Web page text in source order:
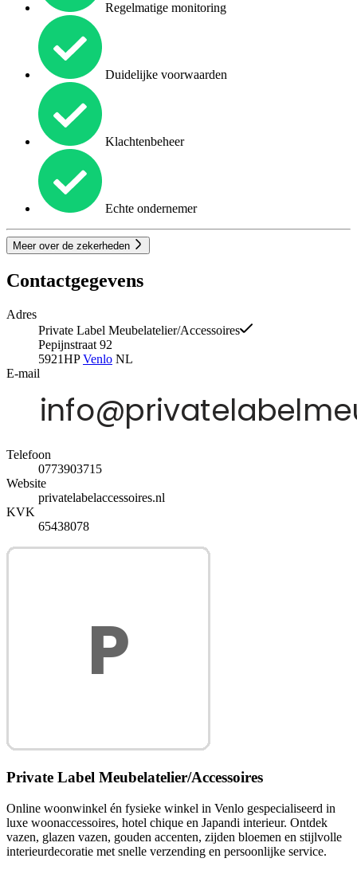
Regelmatige monitoring
Duidelijke voorwaarden
Klachtenbeheer
Echte ondernemer
Meer over de zekerheden
Contactgegevens
Adres
Private Label Meubelatelier/Accessoires
Pepijnstraat 92
5921HPVenlo NL
E-mail
Telefoon
0773903715
Website
privatelabelaccessoires.nl
KVK
65438078
Private Label Meubelatelier/Accessoires
Online woonwinkel én fysieke winkel in Venlo gespecialiseerd in
luxe woonaccessoires, hotel chique en Japandi interieur. Ontdek
vazen, glazen vazen, gouden accenten, zijden bloemen en stijlvolle
interieurdecoratie met snelle verzending en persoonlijke service.